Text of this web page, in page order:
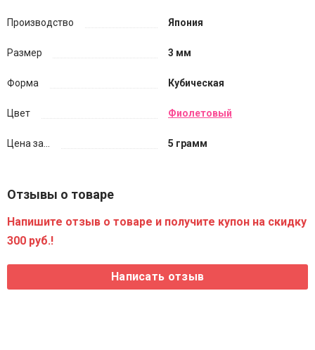
Производство Япония
Размер 3 мм
Форма Кубическая
Цвет Фиолетовый
Цена за... 5 грамм
Отзывы о товаре
Напишите отзыв о товаре и получите купон на скидку
300 руб.!